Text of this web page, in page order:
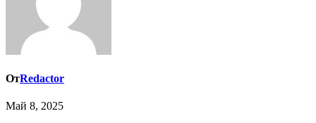
ОтRedactor
Май 8, 2025